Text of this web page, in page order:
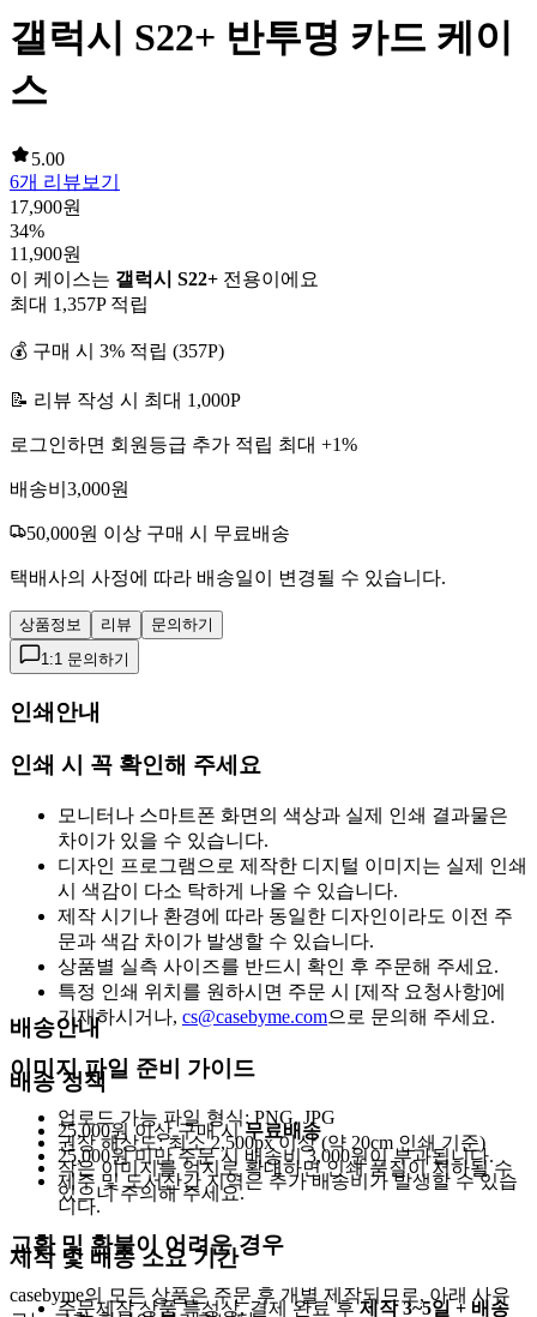
갤럭시 S22+ 반투명 카드 케이
스
5.00
6개 리뷰보기
17,900원
34%
11,900원
이 케이스는 갤럭시 S22+ 전용이에요
최대 1,357P 적립
💰 구매 시 3% 적립 (357P)
📝 리뷰 작성 시 최대 1,000P
로그인하면 회원등급 추가 적립 최대 +1%
배송비 3,000원
50,000원 이상 구매 시 무료배송
택배사의 사정에 따라 배송일이 변경될 수 있습니다.
상품정보 리뷰
문의하기
1:1 문의하기
인쇄안내
인쇄 시 꼭 확인해 주세요
모니터나 스마트폰 화면의 색상과 실제 인쇄 결과물은
차이가 있을 수 있습니다.
디자인 프로그램으로 제작한 디지털 이미지는 실제 인쇄
시 색감이 다소 탁하게 나올 수 있습니다.
제작 시기나 환경에 따라 동일한 디자인이라도 이전 주
문과 색감 차이가 발생할 수 있습니다.
상품별 실측 사이즈를 반드시 확인 후 주문해 주세요.
특정 인쇄 위치를 원하시면 주문 시 [제작 요청사항]에
기재하시거나, cs@casebyme.com으로 문의해 주세요.
이미지 파일 준비 가이드
업로드 가능 파일 형식: PNG, JPG
권장 해상도: 최소 2,500px 이상 (약 20cm 인쇄 기준)
작은 이미지를 억지로 확대하면 인쇄 품질이 저하될 수
있으니 주의해 주세요.
교환 및 환불이 어려운 경우
casebyme의 모든 상품은 주문 후 개별 제작되므로, 아래 사유
배송안내
배송 정책
25,000원 이상 구매 시무료배송
25,000원 미만 주문 시 배송비 3,000원이 부과됩니다.
제주 및 도서산간 지역은 추가 배송비가 발생할 수 있습
니다.
제작 및 배송 소요 기간
주문제작 상품 특성상, 결제 완료 후제작 3~5일 + 배송